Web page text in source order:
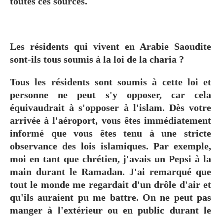
Les résidents qui vivent en Arabie Saoudite
sont-ils tous soumis à la loi de la charia ?
Tous les résidents sont soumis à cette loi et
personne ne peut s'y opposer, car cela
équivaudrait à s'opposer à l'islam. Dès votre
arrivée à l'aéroport, vous êtes immédiatement
informé que vous êtes tenu à une stricte
observance des lois islamiques. Par exemple,
moi en tant que chrétien, j'avais un Pepsi à la
main durant le Ramadan. J'ai remarqué que
tout le monde me regardait d'un drôle d'air et
qu'ils auraient pu me battre. On ne peut pas
manger à l'extérieur ou en public durant le